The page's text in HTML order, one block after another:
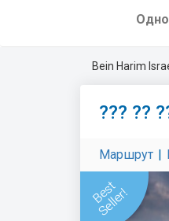
Bein Harim
??? ??
Маршрут |